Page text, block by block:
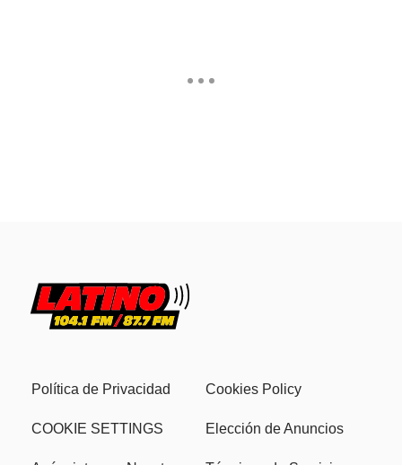
Política de Privacidad Cookies Policy
COOKIE SETTINGS Elección de Anuncios